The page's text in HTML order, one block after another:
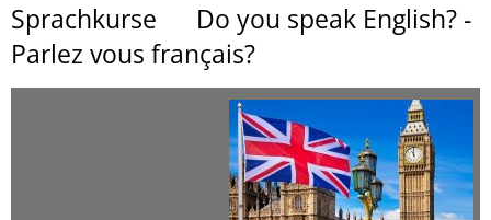
Sprachkurse
englisch
und
Sprachkurse Do you speak English? -
Parlez vous français?